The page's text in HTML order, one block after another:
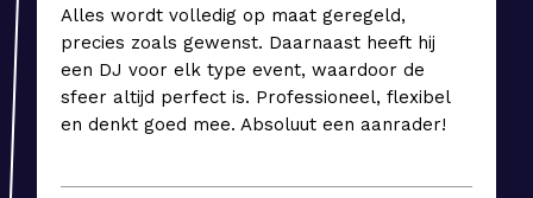
Alles wordt volledig op maat geregeld,
precies zoals gewenst. Daarnaast heeft hij
een DJ voor elk type event, waardoor de
sfeer altijd perfect is. Professioneel, flexibel
en denkt goed mee. Absoluut een aanrader!